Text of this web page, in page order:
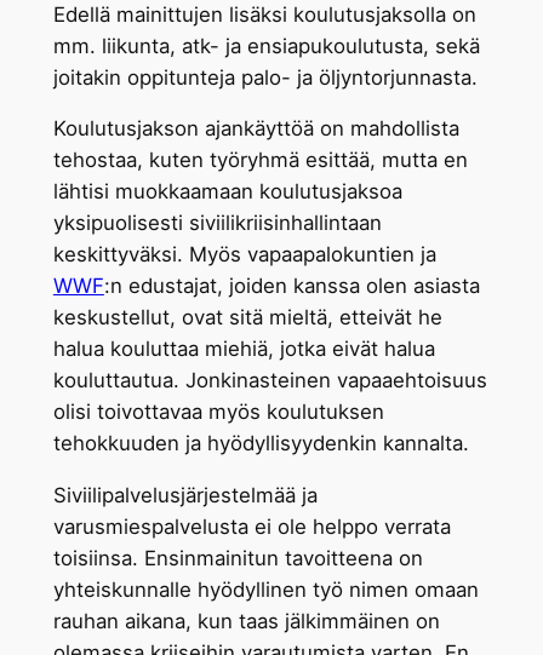
Edellä mainittujen lisäksi koulutusjaksolla on
mm. liikunta, atk- ja ensiapukoulutusta, sekä
joitakin oppitunteja palo- ja öljyntorjunnasta.
Koulutusjakson ajankäyttöä on mahdollista
tehostaa, kuten työryhmä esittää, mutta en
lähtisi muokkaamaan koulutusjaksoa
yksipuolisesti siviilikriisinhallintaan
keskittyväksi. Myös vapaapalokuntien ja
WWF:n edustajat, joiden kanssa olen asiasta
keskustellut, ovat sitä mieltä, etteivät he
halua kouluttaa miehiä, jotka eivät halua
kouluttautua. Jonkinasteinen vapaaehtoisuus
olisi toivottavaa myös koulutuksen
tehokkuuden ja hyödyllisyydenkin kannalta.
Siviilipalvelusjärjestelmää ja
varusmiespalvelusta ei ole helppo verrata
toisiinsa. Ensinmainitun tavoitteena on
yhteiskunnalle hyödyllinen työ nimen omaan
rauhan aikana, kun taas jälkimmäinen on